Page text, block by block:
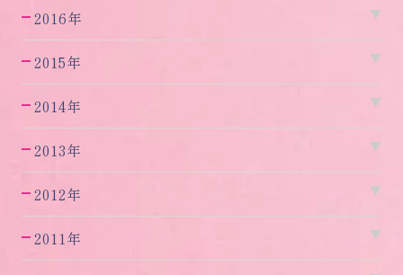
2016年
2015年
2014年
2013年
2012年
2011年